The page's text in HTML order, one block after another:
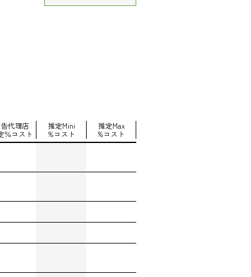
代理店
％コスト
推定Mini
%コスト
推定Max
%コスト